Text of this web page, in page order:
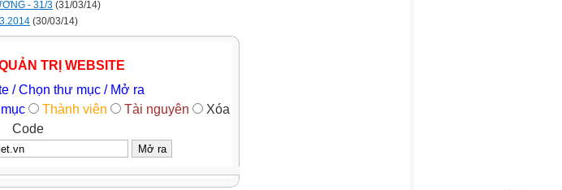
- 31/3 (31/03/14)
(30/03/14)
TRỊ WEBSITE
/ Chọn thư mục / Mở ra
Thành viên Tài nguyên
Xóa
Code